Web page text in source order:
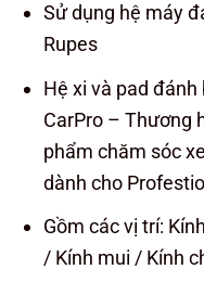
Sử dụng hệ máy
Rupes
Hệ xi và pad đánh
CarPro – Thương
phẩm chăm sóc
dành cho
Gồm các vị trí:
/ Kính mui / Kính